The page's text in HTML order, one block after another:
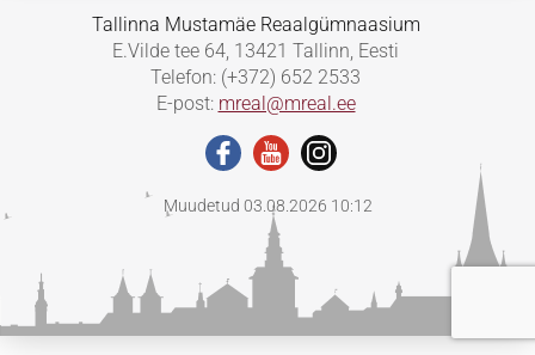
Tallinna Mustamäe Reaalgümnaasium
E.Vilde tee 64, 13421 Tallinn, Eesti
Telefon: (+372) 652 2533
E-post: mreal@mreal.ee
Muudetud 03.08.2026 10:12